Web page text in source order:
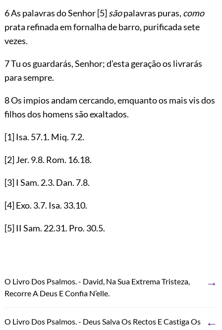
6 As palavras do Senhor[5]sãopalavras puras, como
prata refinada em fornalha de barro, purificada sete
vezes.
7 Tu os guardarás, Senhor; d’esta geração os livrarás
para sempre.
8 Os impios andam cercando, emquanto os mais vis dos
filhos dos homens são exaltados.
[1]Isa. 57.1. Miq. 7.2.
[2]Jer. 9.8. Rom. 16.18.
[3]I Sam. 2.3. Dan. 7.8.
[4]Exo. 3.7. Isa. 33.10.
[5]II Sam. 22.31. Pro. 30.5.
O Livro Dos Psalmos. - David, Na Sua Extrema Tristeza,
Recorre A Deus E Confia N’elle.
→
O Livro Dos Psalmos. - Deus Salva Os Rectos E Castiga Os
←